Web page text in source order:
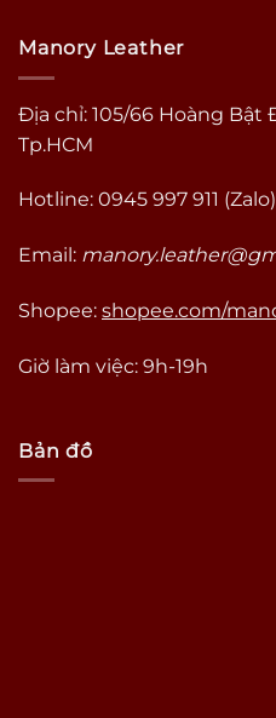
Manory Leather
Địa chỉ: 105/66 Hoàng Bật
Tp.HCM
Hotline: 0945 997 911 (Zalo)
Email:
Shopee: shopee.com/
Giờ làm việc: 9h-19h
Bản đồ